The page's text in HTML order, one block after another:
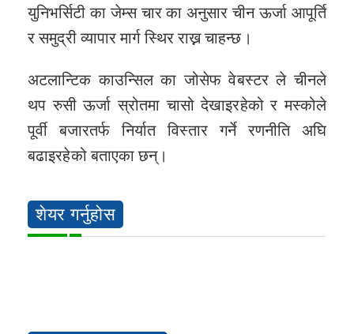
युनिभर्सिटी का जेम्स चार का अनुसार चीन ऊर्जा आपूर्ति
र समुद्री व्यापार मार्ग स्थिर राख्न चाहन्छ।
अटलान्टिक काउन्सिल का जोसेफ वेबस्टर ले चीनले
थप रुसी ऊर्जा स्रोतमा चासो देखाइरहेको र मस्कोले
पूर्वी बजारतर्फ निर्यात विस्तार गर्ने रणनीति अघि
बढाइरहेको बताएका छन्।
शेयर गर्नुहोस